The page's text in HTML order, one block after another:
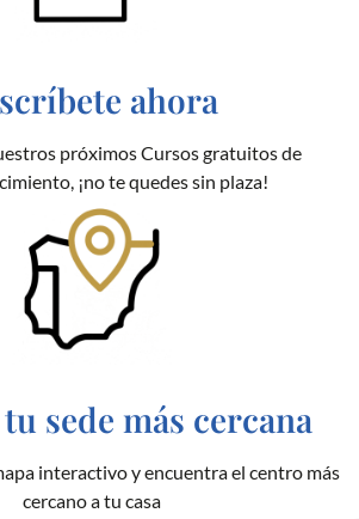
ahora
próximos Cursos gratuitos de
¡no te quedes sin plaza!
sede más cercana
interactivo y encuentra el centro más
cercano a tu casa